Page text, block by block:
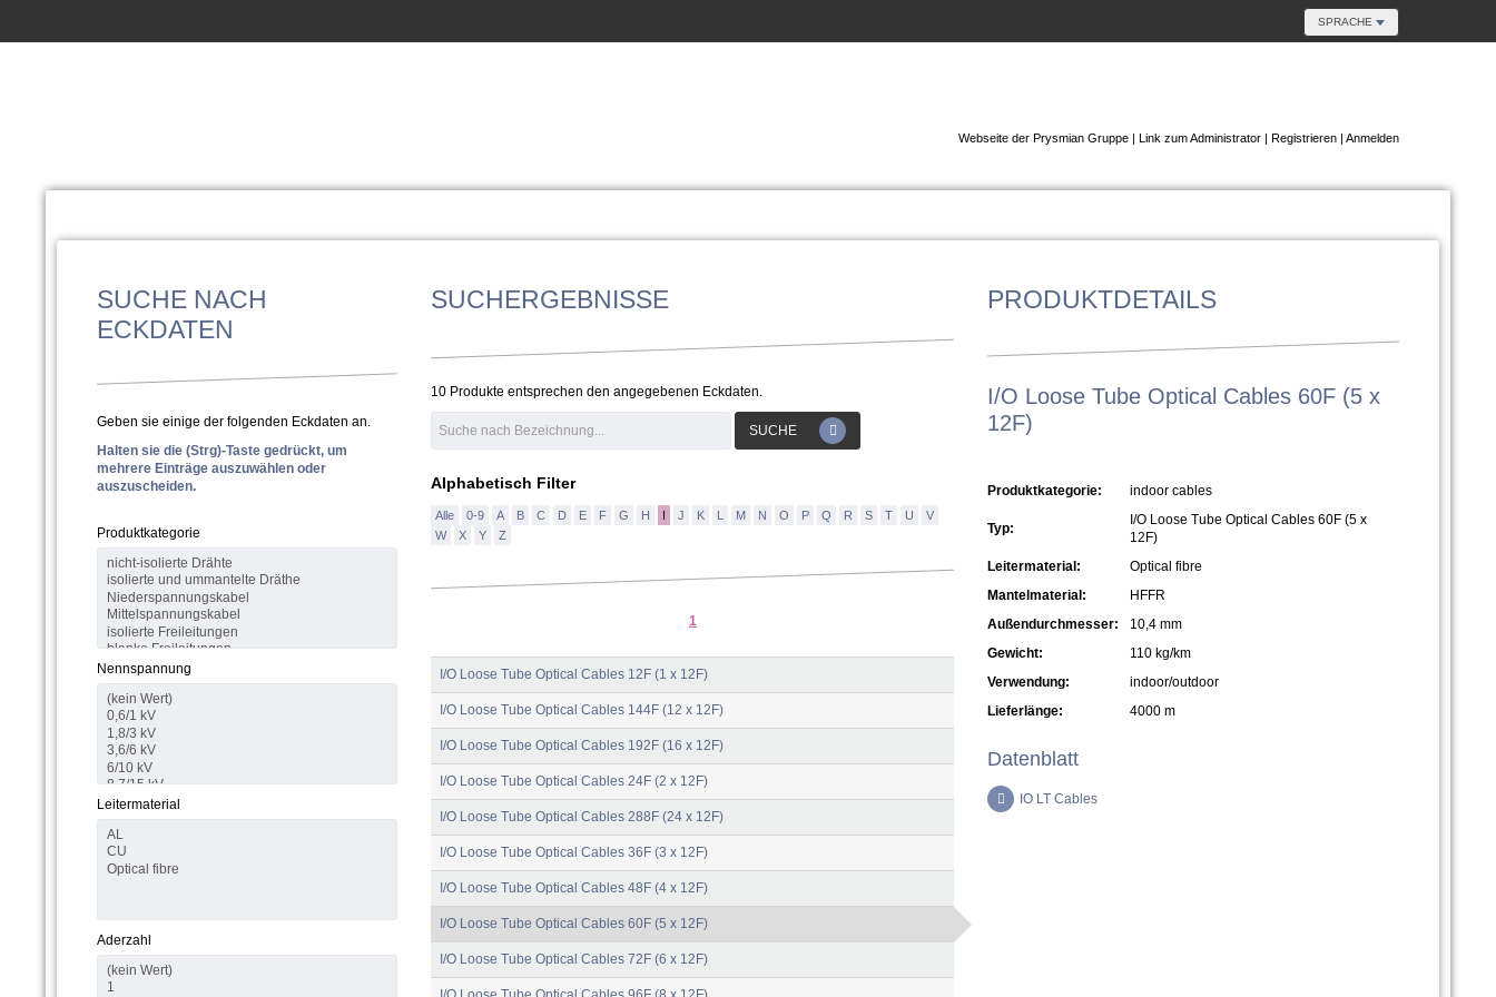
SPRACHE
Webseite der Prysmian Gruppe | Link zum Administrator | Registrieren | Anmelden
SUCHE NACH
ECKDATEN
Geben sie einige der folgenden Eckdaten an.
Halten sie die (Strg)-Taste gedrückt, um
mehrere Einträge auszuwählen oder
auszuscheiden.
Produktkategorie
Nennspannung
Leitermaterial
Aderzahl
SUCHERGEBNISSE
10 Produkte entsprechen den angegebenen Eckdaten.
SUCHE
Alphabetisch Filter
Alle 0-9 A B C D E F G H I J K L M N O P Q R S T U
V
W
X Y Z
1
I/O Loose Tube Optical Cables 12F (1 x 12F)
I/O Loose Tube Optical Cables 144F (12 x 12F)
I/O Loose Tube Optical Cables 192F (16 x 12F)
I/O Loose Tube Optical Cables 24F (2 x 12F)
I/O Loose Tube Optical Cables 288F (24 x 12F)
I/O Loose Tube Optical Cables 36F (3 x 12F)
I/O Loose Tube Optical Cables 48F (4 x 12F)
I/O Loose Tube Optical Cables 60F (5 x 12F)
I/O Loose Tube Optical Cables 72F (6 x 12F)
PRODUKTDETAILS
I/O Loose Tube Optical Cables 60F (5 x
12F)
Produktkategorie: indoor cables
Typ:
I/O Loose Tube Optical Cables 60F (5 x
12F)
Leitermaterial:
Optical fibre
Mantelmaterial:
HFFR
Außendurchmesser:
10,4 mm
Gewicht:
110 kg/km
Verwendung:
indoor/outdoor
Lieferlänge:
4000 m
Datenblatt
IO LT Cables